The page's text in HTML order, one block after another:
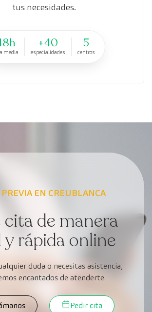
tus necesidades.
media
+40
especialidades
5
centros
EN CREUBLANCA
cita de manera
rápida online
duda o necesitas asistencia,
encantados de atenderte.
Pedir cita